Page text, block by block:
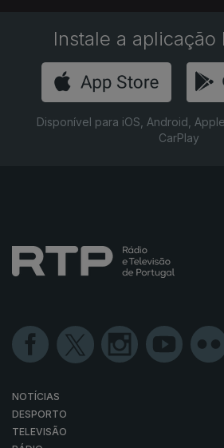
Instale a aplicação
Disponível para iOS, Android,
CarPlay
NOTÍCIAS
DESPORTO
TELEVISÃO